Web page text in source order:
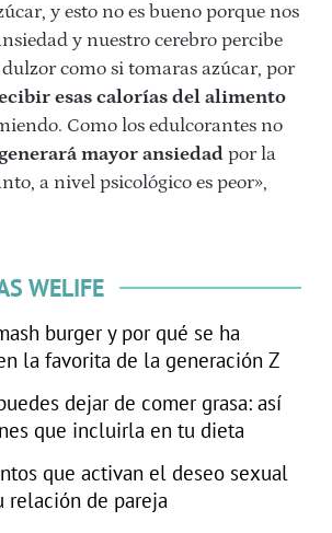
y esto no es bueno porque nos
y nuestro cerebro percibe
como si tomaras azúcar, por
esas calorías del alimento
Como los edulcorantes no
mayor ansiedadpor la
a nivel psicológico es peor»,
WELIFE
burger y por qué se ha
la favorita de la generación Z
dejar de comer grasa: así
que incluirla en tu dieta
que activan el deseo sexual
relación de pareja